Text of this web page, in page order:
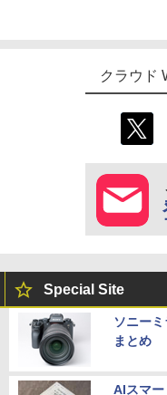
クラウド
Special Site
ソニー
まとめ
AIスマ